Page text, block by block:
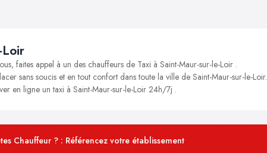
Loir
faites appel à un des chauffeurs de Taxi à Saint-Maur-sur-le-Loir .
sans soucis et en tout confort dans toute la ville de Saint-Maur-sur-le-Loir.
en ligne un taxi à Saint-Maur-sur-le-Loir 24h/7j .
Chauffeur ? : Référencez votre établissement